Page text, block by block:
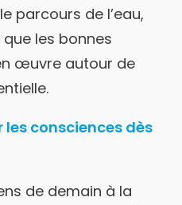
parcours de l’eau,
les bonnes
œuvre autour de
les consciences dès
de demain à la